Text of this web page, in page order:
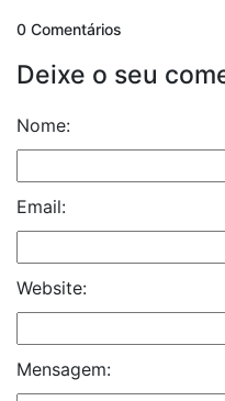
0 Comentários
Deixe o seu
Nome:
Email:
Website:
Mensagem: